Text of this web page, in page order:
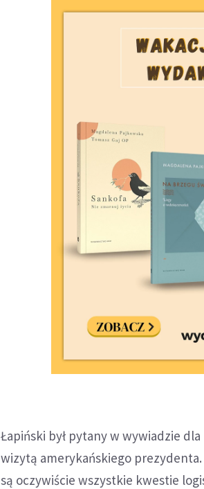
Łapiński był pytany w wywiadzie
wizytą amerykańskiego
są oczywiście wszystkie kwestie